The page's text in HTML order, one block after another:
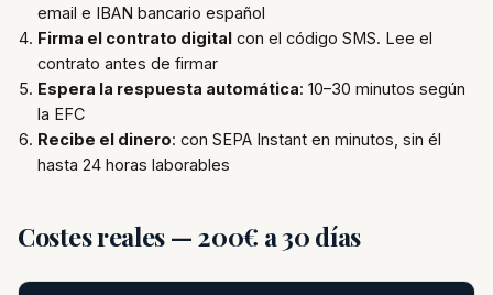
email e IBAN bancario español
Firma el contrato digital con el código SMS. Lee el
contrato antes de firmar
Espera la respuesta automática: 10–30 minutos según
la EFC
Recibe el dinero: con SEPA Instant en minutos, sin él
hasta 24 horas laborables
Costes reales — 200€ a 30 días